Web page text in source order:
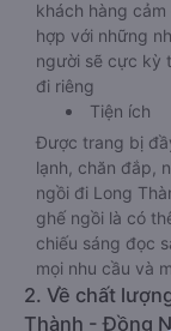
khách hàng
hợp với những
người sẽ cực kỳ
đi riêng
Tiện ích
Được trang bị
lạnh, chăn đắp,
ngồi đi Long
ghế ngồi là có
chiếu sáng đọc
mọi nhu cầu và
2. Về chất
Thành - Đồng